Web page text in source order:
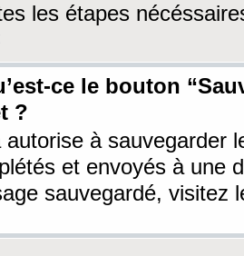
les étapes
ce le bouton
?
autorise à sauvegarder
et envoyés à une
sauvegardé, visitez